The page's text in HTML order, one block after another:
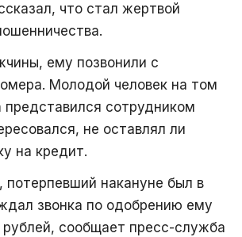
что стал жертвой
ему позвонили с
Молодой человек на том
представился сотрудником
не оставлял ли
на кредит.
потерпевший накануне был в
звонка по одобрению ему
сообщает пресс-служба